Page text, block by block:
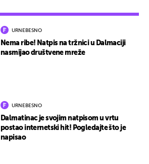
URNEBESNO
Nema ribe! Natpis na tržnici u Dalmaciji
nasmijao društvene mreže
URNEBESNO
Dalmatinac je svojim natpisom u vrtu
postao internetski hit! Pogledajte što je
napisao